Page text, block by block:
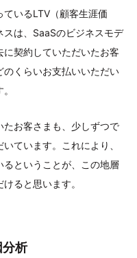
いるLTV（顧客生涯価
は、SaaSのビジネスモデ
契約していただいたお客
くらいお支払いいただい
たお客さまも、少しずつで
ています。これにより、
ということが、この地層
ると思います。
析